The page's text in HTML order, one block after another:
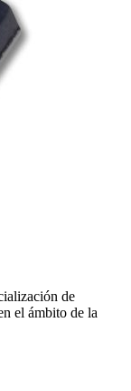
de
el ámbito de la